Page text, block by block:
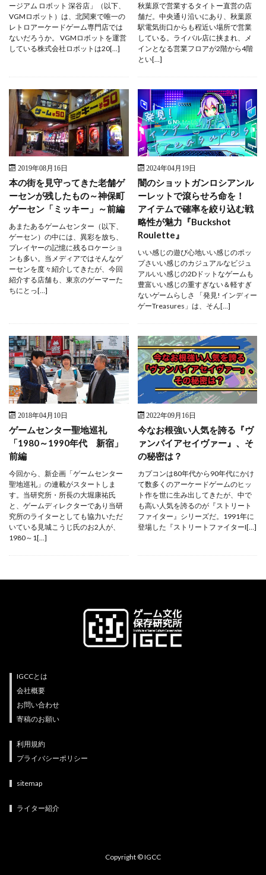
ージアム ロボット 深谷店」（以下、
VGMロボット）は、北関東で唯一の
レトロアーケードゲーム専門店では
ないだろうか。 VGMロボットを運営
している株式会社ロボットは20[…]
秋葉原で営業するタイトー直営の店
舗だ。中央通り沿いにあり、秋葉原
駅電気街口からも程近い場所で営業
している。ライバル店に挟まれ、メ
インとなる営業フロアが2階から4階
とい[…]
2019年08月16日
本の街を見守ってきた老舗ゲ
ーセンが残したもの～神保町
ゲーセン「ミッキー」～前編
あまたあるゲームセンター（以下、
ゲーセン）の中には、異彩を放ち、
プレイヤーの記憶に残るロケーショ
ンも多い。当メディアではそんなゲ
ーセンを度々紹介してきたが、今回
紹介する店舗も、東京のゲーマーた
ちにとっ[…]
2024年04月19日
闇のショットガンロシアンル
ーレットで滾らせろ命を！
アイテムで確率を絞り込む戦
略性が魅力『Buckshot
Roulette』
いい感じの遊び心地いい感じのポッ
プさいい感じのカジュアルなビジュ
アルいい感じの2Dドットなゲームも
豊富いい感じの重すぎない＆軽すぎ
ないゲームらしさ 「発見! インディー
ゲーTreasures」は、そん[…]
2018年04月10日
ゲームセンター聖地巡礼
「1980～1990年代 新宿」
前編
今回から、新企画「ゲームセンター
聖地巡礼」の連載がスタートしま
す。当研究所・所長の大堀康祐氏
と、ゲームディレクターであり当研
究所のライターとしても協力いただ
いている見城こうじ氏のお2人が、
1980～1[…]
2022年09月16日
今なお根強い人気を誇る『ヴ
ァンパイアセイヴァー』、そ
の秘密は？
カプコンは80年代から90年代にかけ
て数多くのアーケードゲームのヒッ
ト作を世に生み出してきたが、中で
も高い人気を誇るのが『ストリート
ファイター』シリーズだ。1991年に
登場した『ストリートファイターI[…]
IGCCとは
会社概要
お問い合わせ
寄稿のお願い
利用規約
プライバシーポリシー
sitemap
ライター紹介
Copyright © IGCC